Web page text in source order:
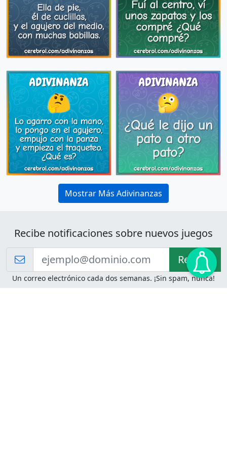
Mostrar Más Adivinanzas
Recibe notificaciones sobre nuevos juegos
Recibir!
Un correo electrónico cada dos semanas. ¡Sin spam, nunca!